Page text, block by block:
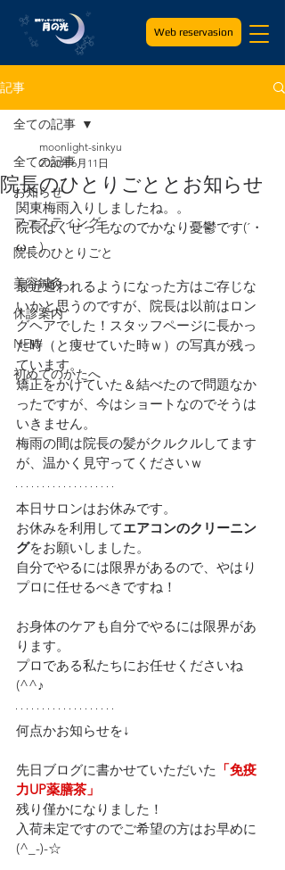
Web reservasion
記事
全ての記事
お知らせ
ファスティング
院長のひとりごと
美容鍼灸
休診案内
NEW
初めてのかたへ
全ての記事
院長のひとりごととお知らせ
moonlight-sinkyu
2020年6月11日
関東梅雨入りしましたね。。
院長はくせっ毛なのでかなり憂鬱です(´・
ω・)
最近通われるようになった方はご存じな
いかと思うのですが、院長は以前はロン
グヘアでした！スタッフページに長かっ
た時（と痩せていた時ｗ）の写真が残っ
ています。
矯正をかけていた＆結べたので問題なか
ったですが、今はショートなのでそうは
いきません。
梅雨の間は院長の髪がクルクルしてます
が、温かく見守ってくださいｗ
本日サロンはお休みです。
お休みを利用してエアコンのクリーニン
グをお願いしました。
自分でやるには限界があるので、やはり
プロに任せるべきですね！
お身体のケアも自分でやるには限界があ
ります。
プロである私たちにお任せくださいね
(^^♪
何点かお知らせを↓
先日ブログに書かせていただいた 「免疫
力UP薬膳茶」
残り僅かになりました！
入荷未定ですのでご希望の方はお早めに
(^_-)-☆